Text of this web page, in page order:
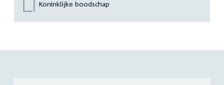
Koninklijke boodschap